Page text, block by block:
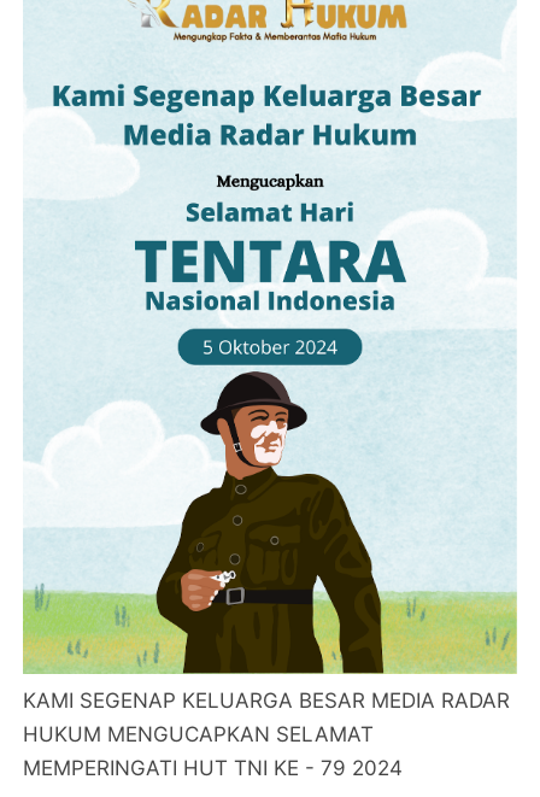
KAMI SEGENAP KELUARGA BESAR MEDIA RADAR
HUKUM MENGUCAPKAN SELAMAT
MEMPERINGATI HUT TNI KE - 79 2024